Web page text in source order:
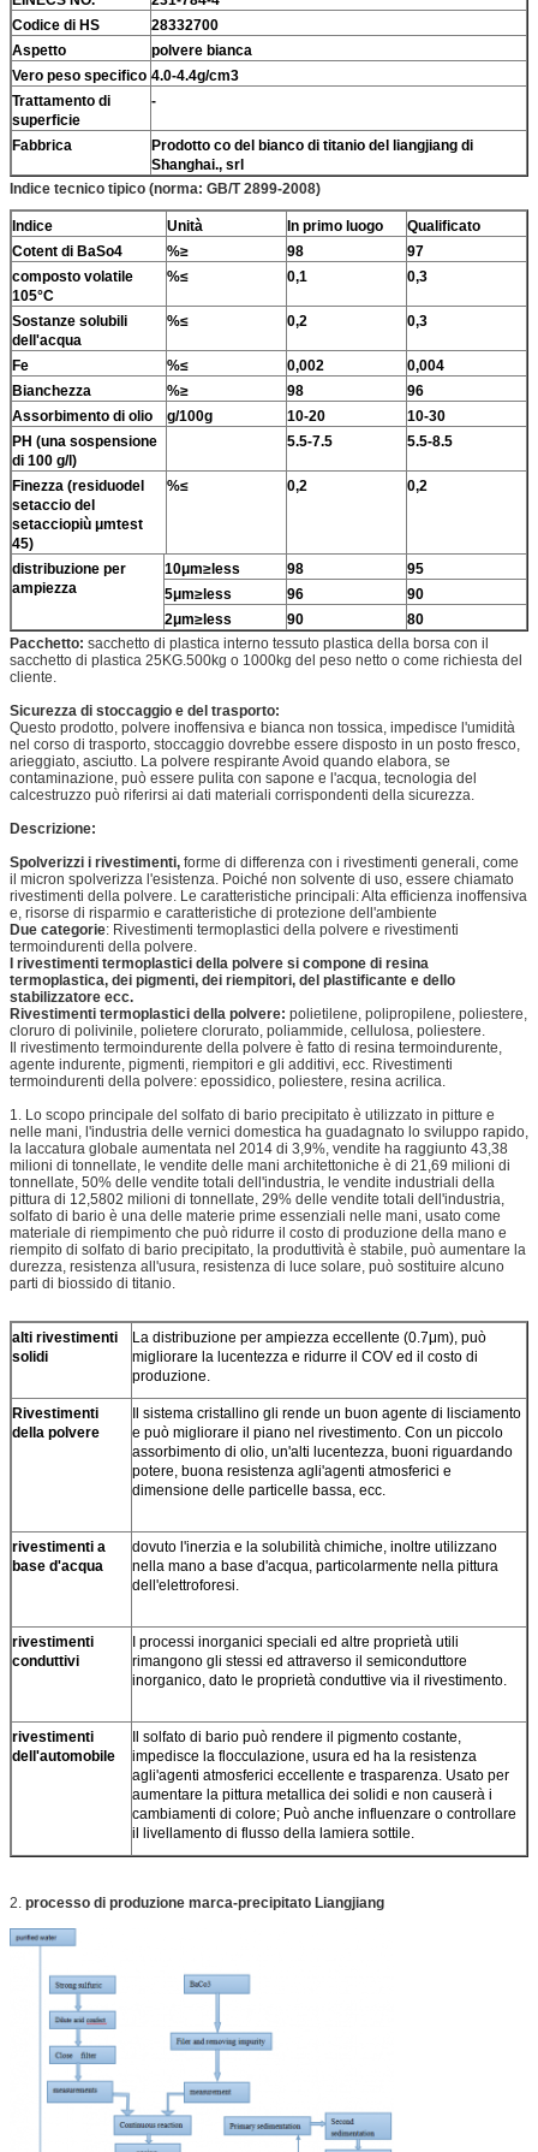
Codice di HS
28332700
Aspetto
polvere bianca
Vero peso specifico 4.0-4.4g/cm3
Trattamento di
superficie
-
Fabbrica
Prodotto co del bianco di titanio del liangjiang di
Shanghai., srl
Indice tecnico tipico (norma: GB/T 2899-2008)
Indice Unità In primo luogo
Qualificato
Cotent di BaSo4
%≥ 98
97
composto volatile
105°C
%≤ 0,1 0,3
Sostanze solubili
dell'acqua
%≤ 0,2 0,3
Fe %≤ 0,002
0,004
Bianchezza
%≥ 98
96
Assorbimento di olio
g/100g 10-20
10-30
PH (una sospensione
di 100 g/l)
5.5-7.5 5.5-8.5
Finezza (residuodel
setaccio del
setacciopiù μmtest
45)
%≤ 0,2 0,2
distribuzione per
ampiezza
10μm≥less 98
95
5μm≥less
96
90
2μm≥less
90
80
Pacchetto: sacchetto di plastica interno tessuto plastica della borsa con il
sacchetto di plastica 25KG.500kg o 1000kg del peso netto o come richiesta del
cliente.
Sicurezza di stoccaggio e del trasporto:
Questo prodotto, polvere inoffensiva e bianca non tossica, impedisce l'umidità
nel corso di trasporto, stoccaggio dovrebbe essere disposto in un posto fresco,
arieggiato, asciutto. La polvere respirante Avoid quando elabora, se
contaminazione, può essere pulita con sapone e l'acqua, tecnologia del
calcestruzzo può riferirsi ai dati materiali corrispondenti della sicurezza.
Descrizione:
Spolverizzi i rivestimenti, forme di differenza con i rivestimenti generali, come
il micron spolverizza l'esistenza. Poiché non solvente di uso, essere chiamato
rivestimenti della polvere. Le caratteristiche principali: Alta efficienza inoffensiva
e, risorse di risparmio e caratteristiche di protezione dell'ambiente
Due categorie: Rivestimenti termoplastici della polvere e rivestimenti
termoindurenti della polvere.
I rivestimenti termoplastici della polvere si compone di resina
termoplastica, dei pigmenti, dei riempitori, del plastificante e dello
stabilizzatore ecc.
Rivestimenti termoplastici della polvere: polietilene, polipropilene, poliestere,
cloruro di polivinile, polietere clorurato, poliammide, cellulosa, poliestere.
Il rivestimento termoindurente della polvere è fatto di resina termoindurente,
agente indurente, pigmenti, riempitori e gli additivi, ecc. Rivestimenti
termoindurenti della polvere: epossidico, poliestere, resina acrilica.
1. Lo scopo principale del solfato di bario precipitato è utilizzato in pitture e
nelle mani, l'industria delle vernici domestica ha guadagnato lo sviluppo rapido,
la laccatura globale aumentata nel 2014 di 3,9%, vendite ha raggiunto 43,38
milioni di tonnellate, le vendite delle mani architettoniche è di 21,69 milioni di
tonnellate, 50% delle vendite totali dell'industria, le vendite industriali della
pittura di 12,5802 milioni di tonnellate, 29% delle vendite totali dell'industria,
solfato di bario è una delle materie prime essenziali nelle mani, usato come
materiale di riempimento che può ridurre il costo di produzione della mano e
riempito di solfato di bario precipitato, la produttività è stabile, può aumentare la
durezza, resistenza all'usura, resistenza di luce solare, può sostituire alcuno
parti di biossido di titanio.
alti rivestimenti
solidi
La distribuzione per ampiezza eccellente (0.7μm), può
migliorare la lucentezza e ridurre il COV ed il costo di
produzione.
Rivestimenti
della polvere
Il sistema cristallino gli rende un buon agente di lisciamento
e può migliorare il piano nel rivestimento. Con un piccolo
assorbimento di olio, un'alti lucentezza, buoni riguardando
potere, buona resistenza agli'agenti atmosferici e
dimensione delle particelle bassa, ecc.
rivestimenti a
base d'acqua
dovuto l'inerzia e la solubilità chimiche, inoltre utilizzano
nella mano a base d'acqua, particolarmente nella pittura
dell'elettroforesi.
rivestimenti
conduttivi
I processi inorganici speciali ed altre proprietà utili
rimangono gli stessi ed attraverso il semiconduttore
inorganico, dato le proprietà conduttive via il rivestimento.
rivestimenti
dell'automobile
Il solfato di bario può rendere il pigmento costante,
impedisce la flocculazione, usura ed ha la resistenza
agli'agenti atmosferici eccellente e trasparenza. Usato per
aumentare la pittura metallica dei solidi e non causerà i
cambiamenti di colore; Può anche influenzare o controllare
il livellamento di flusso della lamiera sottile.
2. processo di produzione marca-precipitato Liangjiang